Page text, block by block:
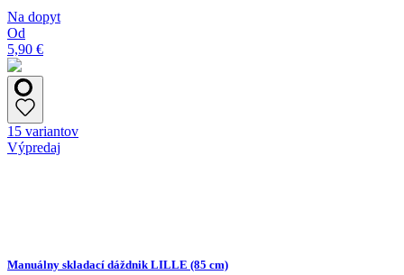
Na dopyt
Od
5,90 €
15 variantov
Výpredaj
Manuálny skladací dáždnik LILLE (85 cm)